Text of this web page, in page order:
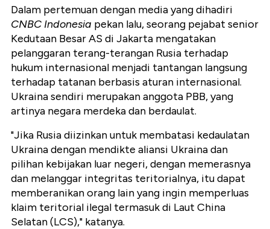
Dalam pertemuan dengan media yang dihadiri
CNBC Indonesia pekan lalu, seorang pejabat senior
Kedutaan Besar AS di Jakarta mengatakan
pelanggaran terang-terangan Rusia terhadap
hukum internasional menjadi tantangan langsung
terhadap tatanan berbasis aturan internasional.
Ukraina sendiri merupakan anggota PBB, yang
artinya negara merdeka dan berdaulat.
"Jika Rusia diizinkan untuk membatasi kedaulatan
Ukraina dengan mendikte aliansi Ukraina dan
pilihan kebijakan luar negeri, dengan memerasnya
dan melanggar integritas teritorialnya, itu dapat
memberanikan orang lain yang ingin memperluas
klaim teritorial ilegal termasuk di Laut China
Selatan (LCS)," katanya.